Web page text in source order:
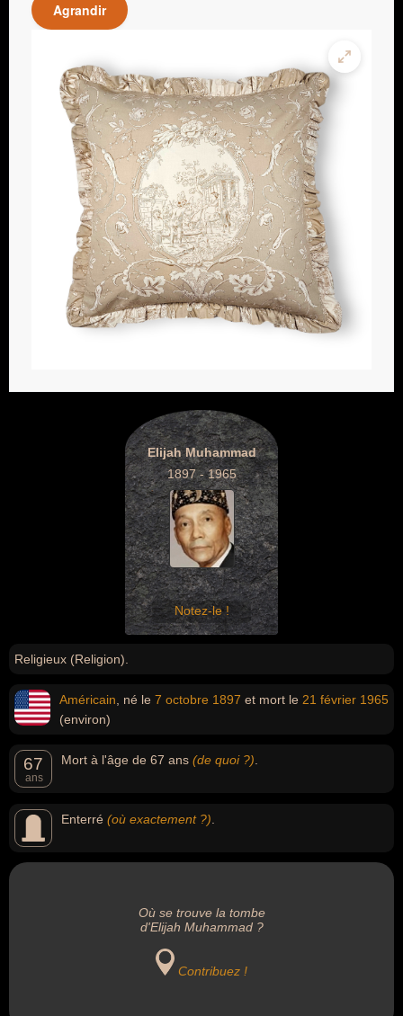
Agrandir
Elijah Muhammad
1897 - 1965
Notez-le !
Religieux (Religion).
Américain , né le 7 octobre 1897 et mort le 21 février 1965
(environ)
67
ans
Mort à l'âge de 67 ans (de quoi ?)
Enterré (où exactement ?)
Où se trouve la tombe
d'Elijah Muhammad ?
Contribuez !